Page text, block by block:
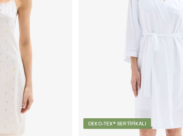
OEKO-TEX® SERTIFIKALI